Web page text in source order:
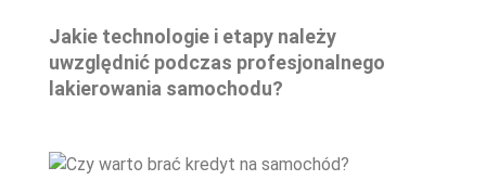
Jakie technologie i etapy należy
uwzględnić podczas profesjonalnego
lakierowania samochodu?